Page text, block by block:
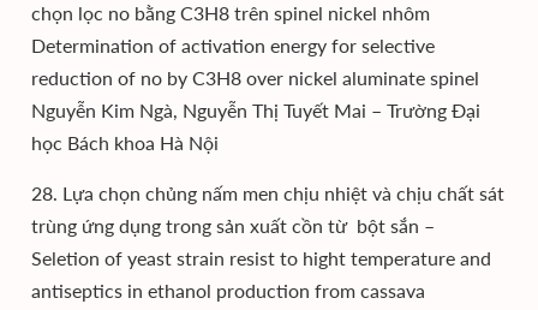
chọn lọc no bằng C3H8 trên spinel nickel nhôm
Determination of activation energy for selective
reduction of no by C3H8 over nickel aluminate spinel
Nguyễn Kim Ngà, Nguyễn Thị Tuyết Mai – Trường Đại
học Bách khoa Hà Nội
28. Lựa chọn chủng nấm men chịu nhiệt và chịu chất sát
trùng ứng dụng trong sản xuất cồn từ bột sắn –
Seletion of yeast strain resist to hight temperature and
antiseptics in ethanol production from cassava